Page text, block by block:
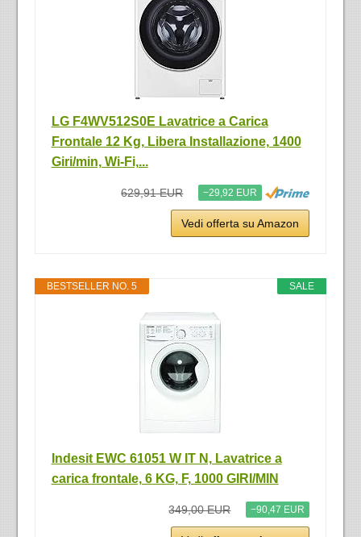
LG F4WV512S0E Lavatrice a Carica
Frontale 12 Kg, Libera Installazione, 1400
Giri/min, Wi-Fi,...
629,91 EUR −29,92 EUR
Vedi offerta su Amazon
SALE
BESTSELLER NO. 5
Indesit EWC 61051 W IT N, Lavatrice a
carica frontale, 6 KG, F, 1000 GIRI/MIN
349,00 EUR −90,47 EUR